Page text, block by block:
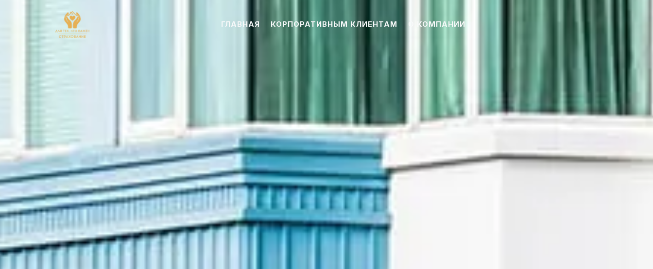
ГЛАВНАЯ КОРПОРАТИВНЫМ КЛИЕНТАМ О КОМПАНИИ